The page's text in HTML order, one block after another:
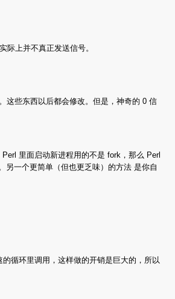
上并不真正发送信号。
这些东西以后都会修改。但是，神奇的 0 信
里面启动新进程用的不是 fork，那么 Perl
另一个更简单（但也更乏味）的方法 是你自
循环里调用，这样做的开销是巨大的，所以